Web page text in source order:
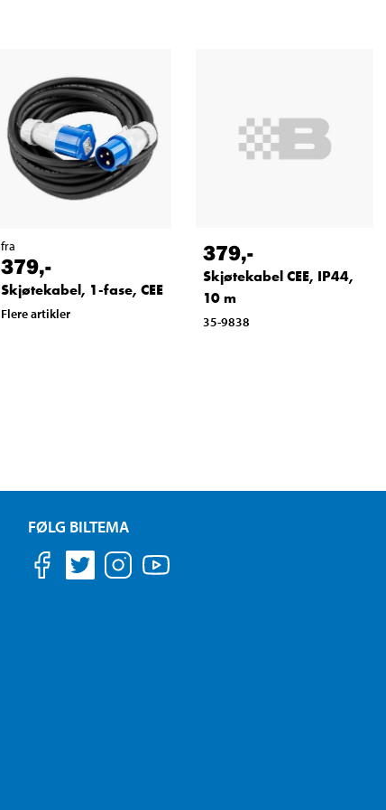
fra
379,-
Skjøtekabel, 1-fase, CEE
Flere artikler
379,-
Skjøtekabel CEE, IP44,
10 m
35-9838
FØLG BILTEMA